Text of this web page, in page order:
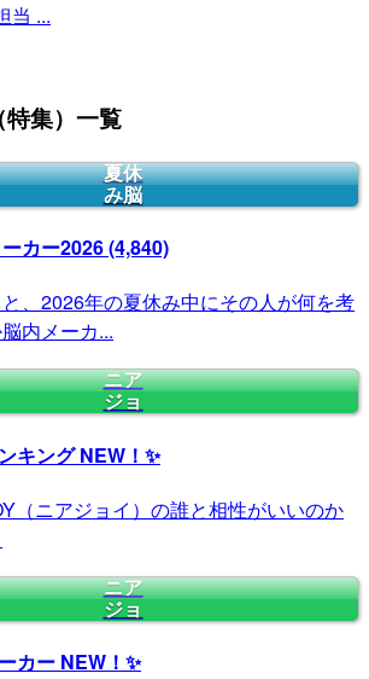
当 ...
集）一覧
夏休
み脳
カー2026(4,840)
、2026年の夏休み中にその人が何を考
内メーカ...
ニア
ジョ
キングNEW！✨
（ニアジョイ）の誰と相性がいいのか
ニア
ジョ
カー NEW！✨